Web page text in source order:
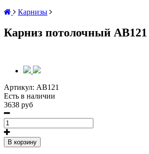
Карнизы
Карниз потолочный
Артикул: AB121
Есть в наличии
3638 руб
В корзину